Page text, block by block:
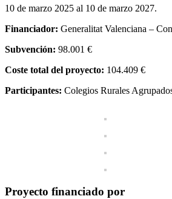
10 de marzo 2025 al 10 de marzo 2027.
Financiador: Generalitat Valenciana –
Subvención: 98.001 €
Coste total del proyecto: 104.409 €
Participantes: Colegios Rurales
Proyecto financiado por